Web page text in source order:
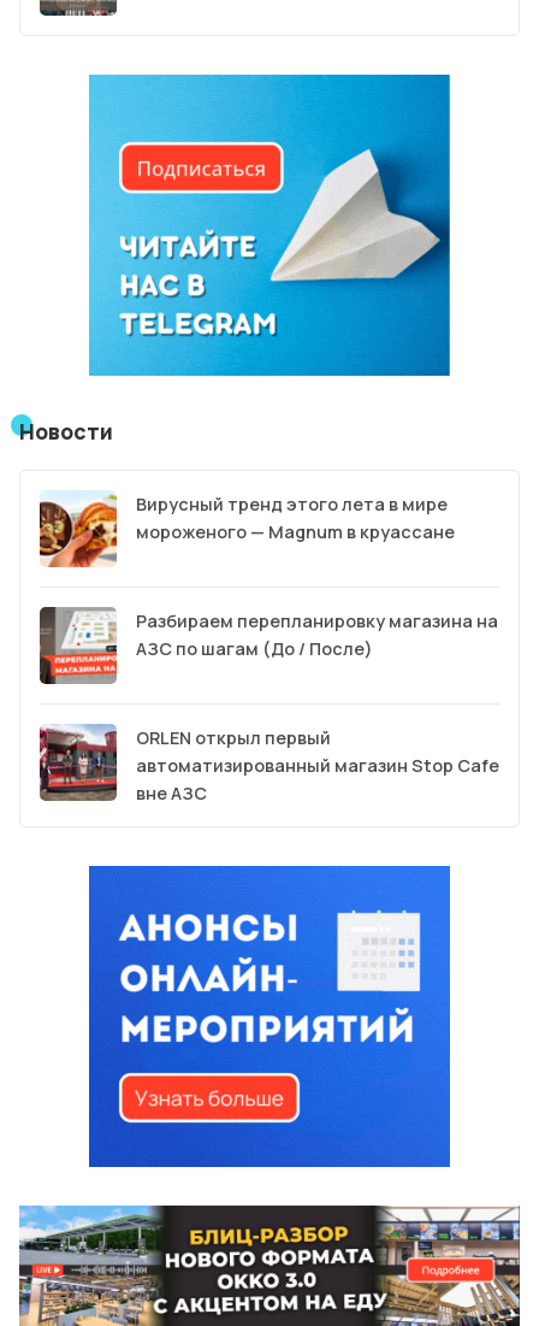
Новости
Вирусный тренд этого лета в мире
мороженого — Magnum в круассане
Разбираем перепланировку магазина на
АЗС по шагам (До / После)
ORLEN открыл первый
автоматизированный магазин Stop Cafe
вне АЗС